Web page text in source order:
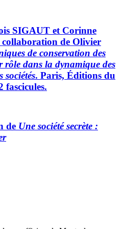
SIGAUT et Corinne
de Olivier
de conservation des
dans la dynamique des
sociétés. Paris, Éditions du
fascicules.
de Une société secrète :